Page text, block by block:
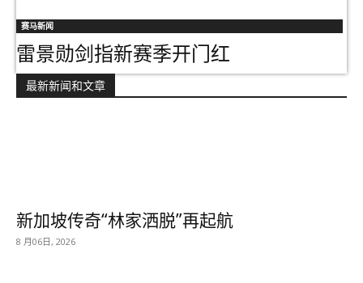
赛马新闻
雷景勋剑指新赛季开门红
最新新闻和文章
新加坡传奇“林家洒脱”再起航
8 月06日, 2026